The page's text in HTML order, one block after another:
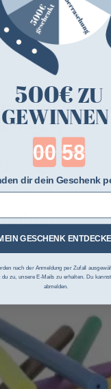
finden Sie
500€ ZU
Countdown
dir dein Geschenk
GESCHENK
nach der Anmeldung per Zufall
zu, unsere E-Mails zu erhalten. Du
abmelden.